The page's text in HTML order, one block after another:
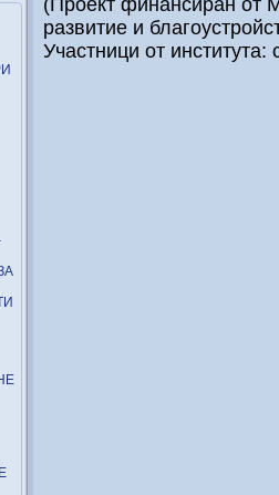
(Проект финансиран от
развитие и
Участници от института: